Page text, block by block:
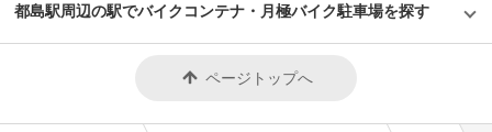
都島駅周辺の駅でバイクコンテナ・月極バイク駐車場を探す
ページトップへ